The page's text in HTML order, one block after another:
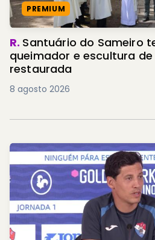
PREMIUM
R. Santuário do Sameiro
queimador e escultura de
restaurada
8 agosto 2026